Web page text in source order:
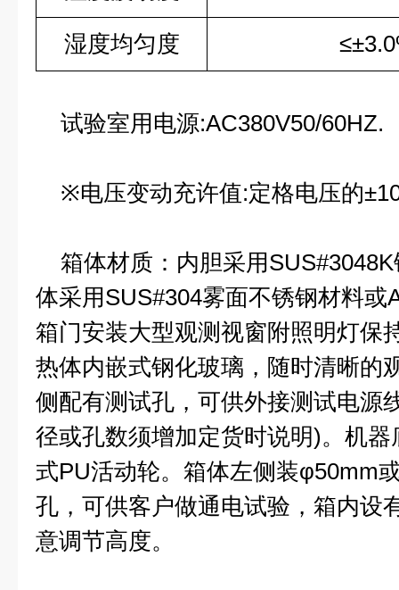
湿度均匀度
试验室用电源:AC380V50/60HZ.
※电压变动充许值:定格电压的
箱体材质：内胆采用
体采用SUS#304雾面不锈钢材料或
箱门安装大型观测视窗附照明灯保
热体内嵌式钢化玻璃，随时清晰的
侧配有测试孔，可供外接测试电源
径或孔数须增加定货时说明)。机
式PU活动轮。箱体左侧装φ50mm
孔，可供客户做通电试验，箱内设
意调节高度。